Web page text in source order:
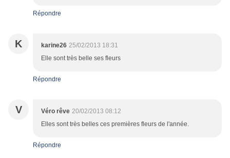
Répondre
K karine26 25/02/2013 18:31
Elle sont très belle ses fleurs
Répondre
V Véro rêve 20/02/2013 08:12
Elles sont très belles ces premières fleurs de l'année.
Répondre